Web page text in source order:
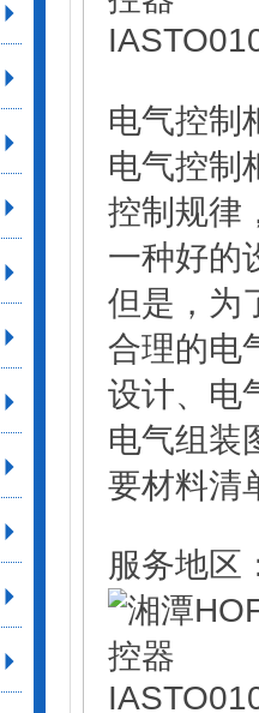
电气控制
电气控制
控制规律
一种好的
但是，为
合理的电
设计、电
电气组装
要材料清
服务地区